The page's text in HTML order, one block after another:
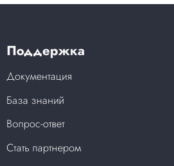
Поддержка
Документация
База знаний
Вопрос-ответ
Стать партнером